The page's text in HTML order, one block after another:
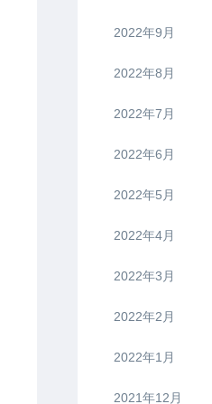
2022年9月
2022年8月
2022年7月
2022年6月
2022年5月
2022年4月
2022年3月
2022年2月
2022年1月
2021年12月